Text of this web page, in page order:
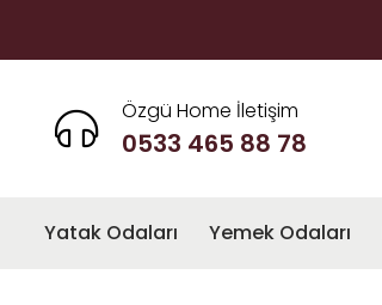
Özgü Home İletişim
0533 465 88 78
Yatak Odaları Yemek Odaları